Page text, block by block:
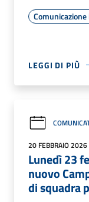
LEGGI DI PIÙ
20 FEBBRAIO 2026
Lunedì 23
nuovo
di squadra